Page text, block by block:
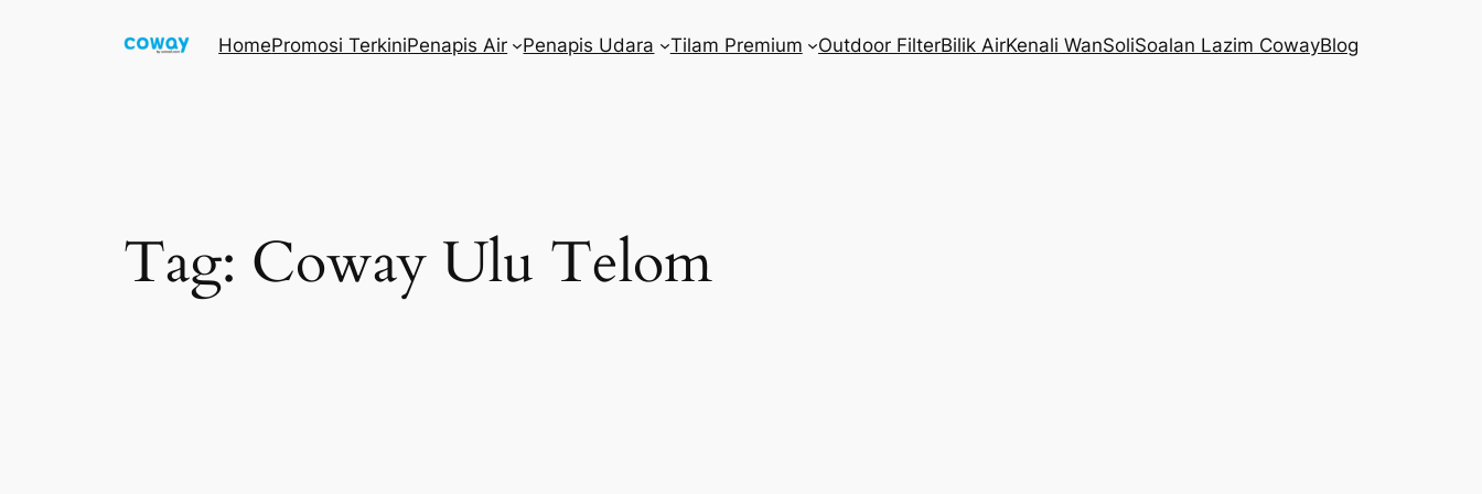
HomePromosi TerkiniPenapis Air Penapis Udara Tilam Premium Outdoor FilterBilik AirKenali WanSoliSoalan Lazim CowayBlog
Tag: Coway Ulu Telom